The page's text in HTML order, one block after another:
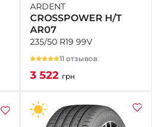
ARDENT
CROSSPOWER H/T
AR07
235/50 R19 99V
11 отзывов
3 522 грн